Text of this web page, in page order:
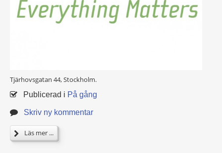
Tjärhovsgatan 44, Stockholm.
Publicerad i På gång
Skriv ny kommentar
Läs mer ...